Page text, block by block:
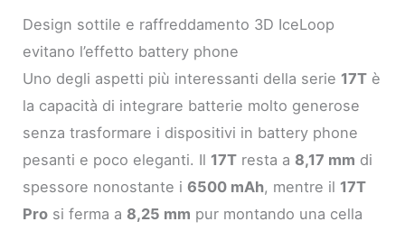
Design sottile e raffreddamento 3D IceLoop
evitano l’effetto battery phone
Uno degli aspetti più interessanti della serie 17T è
la capacità di integrare batterie molto generose
senza trasformare i dispositivi in battery phone
pesanti e poco eleganti. Il 17T resta a 8,17 mm di
spessore nonostante i6500 mAh, mentre il 17T
Pro si ferma a 8,25 mm pur montando una cella